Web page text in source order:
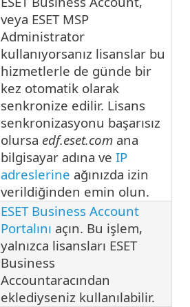
veya ESET MSP
Administrator
kullanıyorsanız lisanslar bu
hizmetlerle de günde bir
kez otomatik olarak
senkronize edilir. Lisans
senkronizasyonu başarısız
olursa edf.eset.com ana
bilgisayar adına ve IP
adreslerine ağınızda izin
verildiğinden emin olun.
ESET Business Account
Portalını açın. Bu işlem,
yalnızca lisansları ESET
Business
Accountaracından
eklediyseniz kullanılabilir.